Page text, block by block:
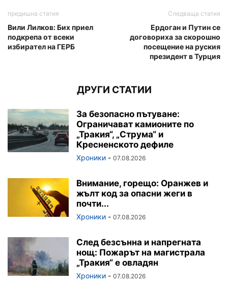
предишна статия
Вили Лилков: Бих приел
подкрепа от всеки
избирател на ГЕРБ
Следваща статия
Ердоган и Путин се
договориха за скорошно
посещение на руския
президент в Турция
ДРУГИ СТАТИИ
За безопасно пътуване:
Ограничават камионите по
„Тракия“, „Струма“ и
Кресненското дефиле
Хроники - 07.08.2026
Внимание, горещо: Оранжев и
жълт код за опасни жеги в
почти...
Хроники - 07.08.2026
След безсънна и напрегната
нощ: Пожарът на магистрала
„Тракия“ е овладян
Хроники - 07.08.2026